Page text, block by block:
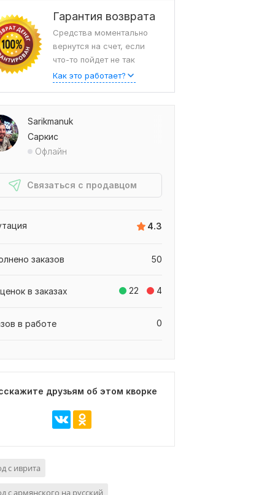
Гарантия возврата
Средства моментально
вернутся на счет, если
что-то пойдет не так
Как это работает?
Sarikmanuk
Саркис
Офлайн
Связаться с продавцом
4.3
50
заказов
22 4
в заказах
0
в работе
друзьям об этом кворке
с иврита
с армянского на русский